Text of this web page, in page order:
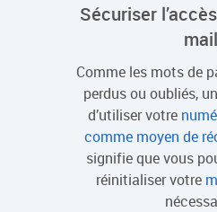
Sécuriser
mail
Comme les mots de
perdus ou oubliés,
d’utiliser votre
comme moyen de
signifie que vous
réinitialiser votre